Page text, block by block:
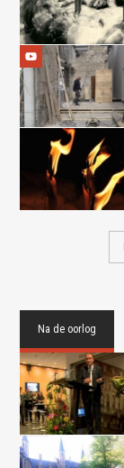
Na de oorlog